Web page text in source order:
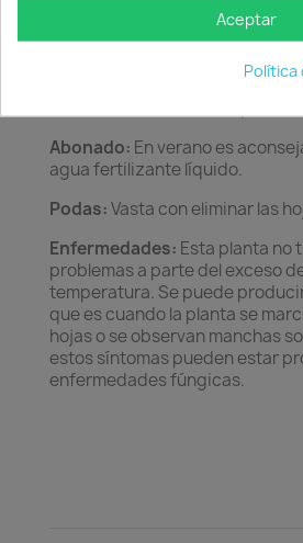
Las hojas
pueden limpiar con un trapo
Abonado: En verano es
agua fertilizante líquido.
Podas:Vasta con eliminar las
Enfermedades: Esta planta no
problemas a parte del exceso
temperatura. Se puede
que es cuando la planta se
hojas o se observan manchas
estos síntomas pueden estar
enfermedades fúngicas.
Aceptar
Política